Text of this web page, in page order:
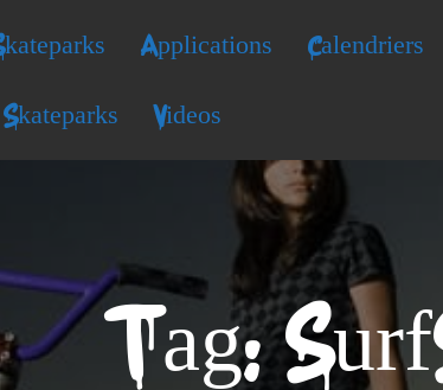
Applications Calendriers
Skateparks Videos
Tag: